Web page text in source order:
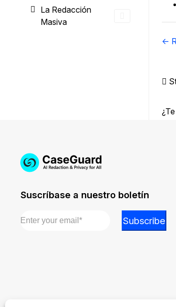
La Redacción
Masiva
←
Suscríbase a nuestro boletín
Email
Email * Subscribe